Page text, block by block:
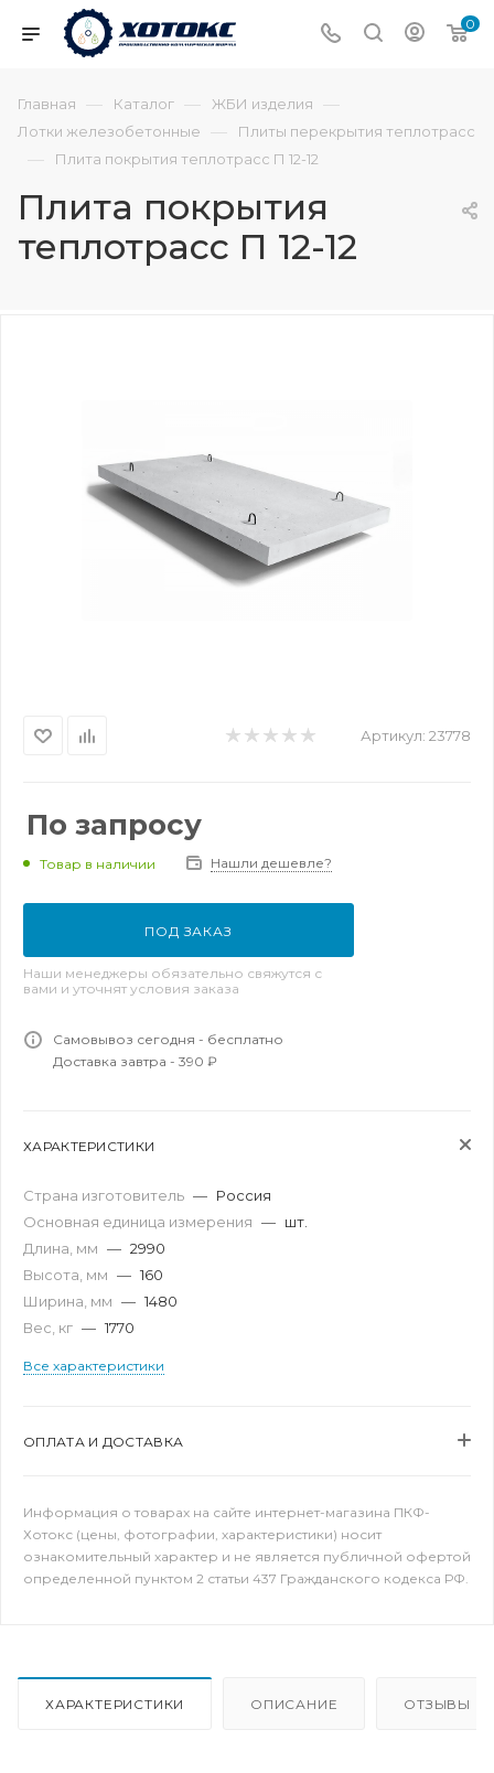
0
Главная — Каталог — ЖБИ изделия —
Лотки железобетонные — Плиты перекрытия теплотрасс
— Плита покрытия теплотрасс П 12-12
Плита покрытия
теплотрасс П 12-12
Артикул: 23778
По запросу
Товар в наличии Нашли дешевле?
ПОД ЗАКАЗ
Наши менеджеры обязательно свяжутся с
вами и уточнят условия заказа
Самовывоз сегодня - бесплатно
Доставка завтра - 390 ₽
ХАРАКТЕРИСТИКИ
Страна изготовитель — Россия
Основная единица измерения — шт.
Длина, мм — 2990
Высота, мм — 160
Ширина, мм — 1480
Вес, кг — 1770
Все характеристики
ОПЛАТА И ДОСТАВКА
Информация о товарах на сайте интернет-магазина ПКФ-
Хотокс (цены, фотографии, характеристики) носит
ознакомительный характер и не является публичной офертой
определенной пунктом 2 статьи 437 Гражданского кодекса РФ.
ХАРАКТЕРИСТИКИ ОПИСАНИЕ ОТЗЫВЫ